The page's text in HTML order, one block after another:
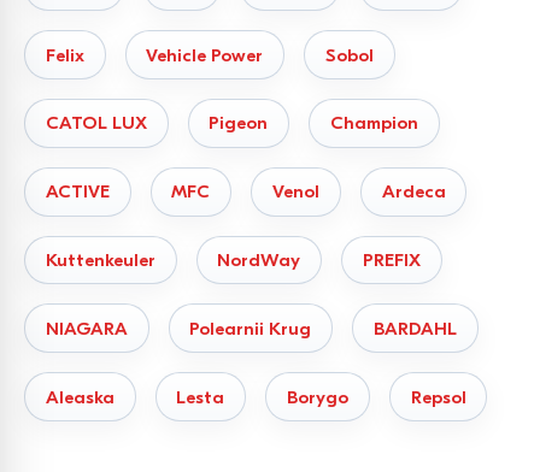
Felix Vehicle Power Sobol
CATOL LUX Pigeon Champion
ACTIVE MFC Venol Ardeca
Kuttenkeuler NordWay PREFIX
NIAGARA Polearnii Krug BARDAHL
Aleaska Lesta Borygo Repsol